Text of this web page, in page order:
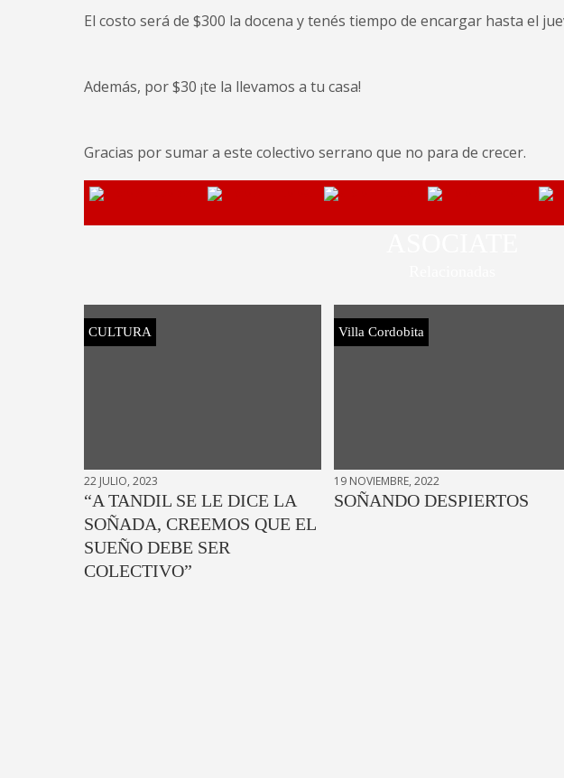
El costo será de $300 la docena y tenés tiempo de encargar hasta el
Además, por $30 ¡te la llevamos a tu casa!
Gracias por sumar a este colectivo serrano que no para de crecer.
CULTURA
22 JULIO, 2023
“A TANDIL SE LE DICE LA
SOÑADA, CREEMOS QUE EL
SUEÑO DEBE SER
COLECTIVO”
Villa Cordobita
19 NOVIEMBRE, 2022
SOÑANDO DESPIERTOS